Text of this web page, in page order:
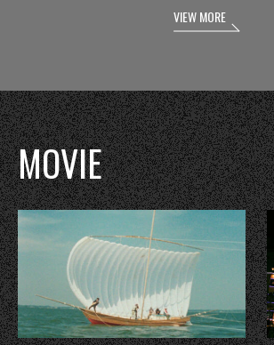
VIEW MORE
MOVIE